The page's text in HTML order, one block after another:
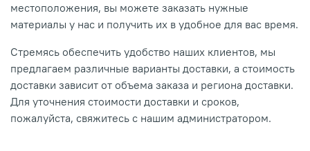
местоположения, вы можете заказать нужные
материалы у нас и получить их в удобное для вас время.
Стремясь обеспечить удобство наших клиентов, мы
предлагаем различные варианты доставки, а стоимость
доставки зависит от объема заказа и региона доставки.
Для уточнения стоимости доставки и сроков,
пожалуйста, свяжитесь с нашим администратором.